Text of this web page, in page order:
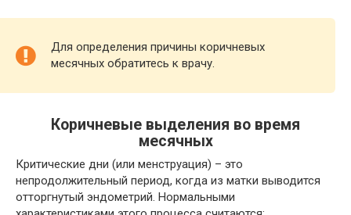
Для определения причины коричневых
месячных обратитесь к врачу.
Коричневые выделения во время
месячных
Критические дни (или менструация) – это
непродолжительный период, когда из матки выводится
отторгнутый эндометрий. Нормальными